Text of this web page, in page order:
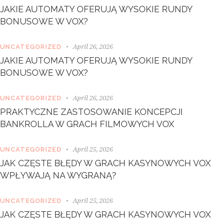
e
e
o
o
B
y
K
i
n
S
m
t
h
JAKIE AUTOMATY OFERUJĄ WYSOKIE RUNDY
BONUSOWE W VOX?
UNCATEGORIZED April 26, 2026
JAKIE AUTOMATY OFERUJĄ WYSOKIE RUNDY
BONUSOWE W VOX?
UNCATEGORIZED April 26, 2026
PRAKTYCZNE ZASTOSOWANIE KONCEPCJI
BANKROLLA W GRACH FILMOWYCH VOX
UNCATEGORIZED April 25, 2026
JAK CZĘSTE BŁĘDY W GRACH KASYNOWYCH VOX
WPŁYWAJĄ NA WYGRANĄ?
UNCATEGORIZED April 25, 2026
JAK CZĘSTE BŁĘDY W GRACH KASYNOWYCH VOX